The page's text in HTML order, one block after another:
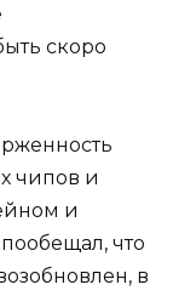
скоро
чипов и
и
что
в